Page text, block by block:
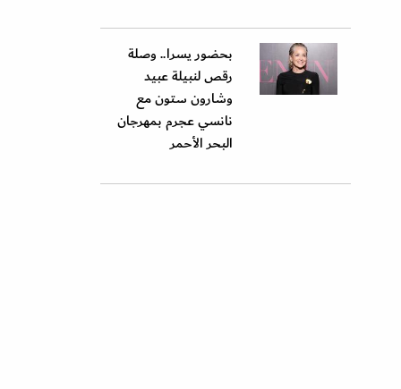
بحضور يسرا.. وصلة
رقص لنبيلة عبيد
وشارون ستون مع
نانسي عجرم بمهرجان
البحر الأحمر